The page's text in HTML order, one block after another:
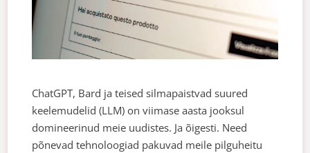
ChatGPT, Bard ja teised silmapaistvad suured
keelemudelid (LLM) on viimase aasta jooksul
domineerinud meie uudistes. Ja õigesti. Need
põnevad tehnoloogiad pakuvad meile pilguheitu